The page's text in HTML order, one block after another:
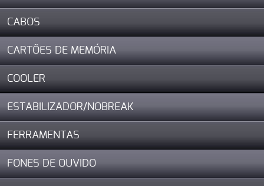
CABOS
CARTÕES DE MEMÓRIA
COOLER
ESTABILIZADOR/NOBREAK
FERRAMENTAS
FONES DE OUVIDO